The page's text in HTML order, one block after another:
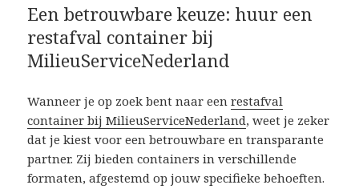
Een betrouwbare keuze: huur een
restafval container bij
MilieuServiceNederland
Wanneer je op zoek bent naar eenrestafval
container bij MilieuServiceNederland, weet je zeker
dat je kiest voor een betrouwbare en transparante
partner. Zij bieden containers in verschillende
formaten, afgestemd op jouw specifieke behoeften.